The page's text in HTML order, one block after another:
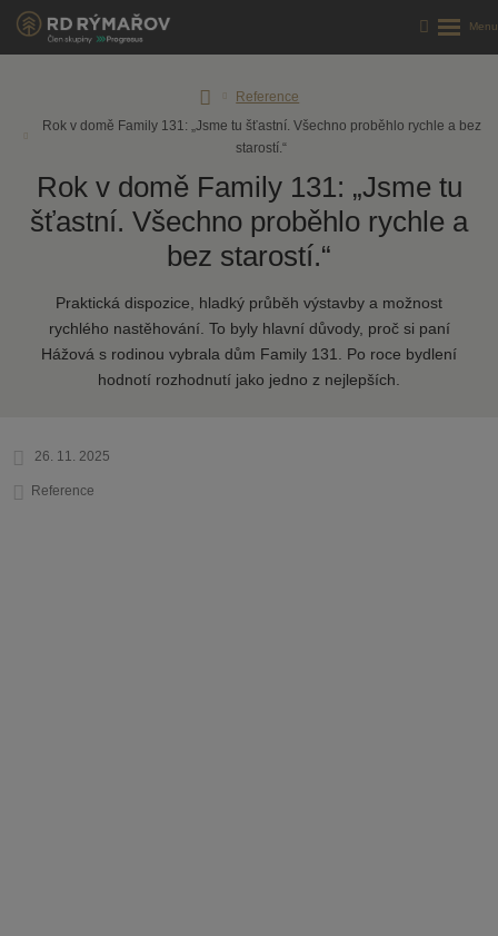
Reference
Rok v domě Family 131: „Jsme tu šťastní. Všechno proběhlo rychle a bez
starostí.“
Rok v domě Family 131: „Jsme tu
šťastní. Všechno proběhlo rychle a
bez starostí.“
Praktická dispozice, hladký průběh výstavby a možnost
rychlého nastěhování. To byly hlavní důvody, proč si paní
Hážová s rodinou vybrala dům Family 131. Po roce bydlení
hodnotí rozhodnutí jako jedno z nejlepších.
26. 11. 2025
Reference